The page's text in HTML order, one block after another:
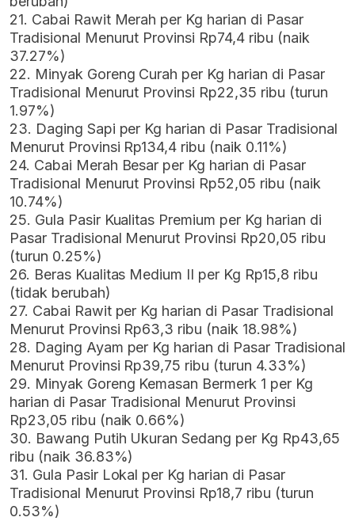
21. Cabai Rawit Merah per Kg harian di Pasar
Tradisional Menurut Provinsi Rp74,4 ribu (naik
37.27%)
22. Minyak Goreng Curah per Kg harian di Pasar
Tradisional Menurut Provinsi Rp22,35 ribu (turun
1.97%)
23. Daging Sapi per Kg harian di Pasar Tradisional
Menurut Provinsi Rp134,4 ribu (naik 0.11%)
24. Cabai Merah Besar per Kg harian di Pasar
Tradisional Menurut Provinsi Rp52,05 ribu (naik
10.74%)
25. Gula Pasir Kualitas Premium per Kg harian di
Pasar Tradisional Menurut Provinsi Rp20,05 ribu
(turun 0.25%)
26. Beras Kualitas Medium II per Kg Rp15,8 ribu
(tidak berubah)
27. Cabai Rawit per Kg harian di Pasar Tradisional
Menurut Provinsi Rp63,3 ribu (naik 18.98%)
28. Daging Ayam per Kg harian di Pasar Tradisional
Menurut Provinsi Rp39,75 ribu (turun 4.33%)
29. Minyak Goreng Kemasan Bermerk 1 per Kg
harian di Pasar Tradisional Menurut Provinsi
Rp23,05 ribu (naik 0.66%)
30. Bawang Putih Ukuran Sedang per Kg Rp43,65
ribu (naik 36.83%)
31. Gula Pasir Lokal per Kg harian di Pasar
Tradisional Menurut Provinsi Rp18,7 ribu (turun
0.53%)